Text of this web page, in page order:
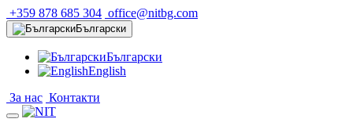
+359 878 685 304 office@nitbg.com
Български
Български
English
За нас Контакти